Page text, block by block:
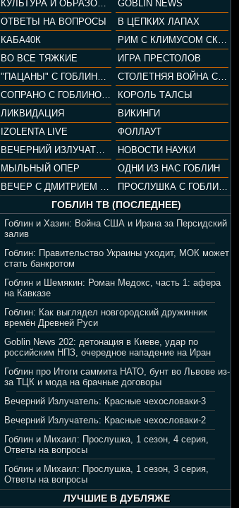
КУЛЬТУРА И ОБРАЗОВАНИЕ
GOBLIN NEWS
ОТВЕТЫ НА ВОПРОСЫ
В ЦЕПКИХ ЛАПАХ
КАБА40К
РИМ С КЛИМУСОМ СКАРАБЕУСОМ
ВО ВСЕ ТЯЖКИЕ
ИГРА ПРЕСТОЛОВ
"ПАЦАНЫ" С ГОБЛИНОМ
СТОЛЕТНЯЯ ВОЙНА С КЛИМОМ ЖУКОВЫМ И ГОБЛИНОМ
СОПРАНО С ГОБЛИНОМ (РАЗБОР СЕРИАЛА)
КОРОЛЬ ТАЛСЫ
ЛИКВИДАЦИЯ
ВИКИНГИ
IZOLENTA LIVE
ФОЛЛАУТ
ВЕЧЕРНИЙ ИЗЛУЧАТЕЛЬ
НОВОСТИ НАУКИ
МЫЛЬНЫЙ ОПЕР
ОДНИ ИЗ НАС ГОБЛИН
ВЕЧЕР С ДМИТРИЕМ ПУЧКОВЫМ
ПРОСЛУШКА С ГОБЛИНОМ
ГОБЛИН ТВ (ПОСЛЕДНЕЕ)
Гоблин и Хазин: Война США и Ирана за Персидский
залив
Гоблин: Правительство Украины уходит, МОК может
стать банкротом
Гоблин и Шемякин: Роман Медокс, часть 1: афера
на Кавказе
Гоблин: Как выглядел новгородский дружинник
времён Древней Руси
Goblin News 202: детонация в Киеве, удар по
российским НПЗ, очередное нападение на Иран
Гоблин про Итоги саммита НАТО, бунт во Львове из-
за ТЦК и мода на брачные договоры
Вечерний Излучатель: Красные чехословаки-3
Вечерний Излучатель: Красные чехословаки-2
Гоблин и Михаил: Прослушка, 1 сезон, 4 серия,
Ответы на вопросы
Гоблин и Михаил: Прослушка, 1 сезон, 3 серия,
Ответы на вопросы
ЛУЧШИЕ В ДУБЛЯЖЕ